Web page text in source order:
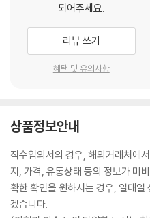
되어주세요.
리뷰 쓰기
혜택 및 유의사항
상품정보안내
직수입외서의 경우, 해외거래처에
지, 가격, 유통상태 등의 정보가 미
확한 확인을 원하시는 경우, 일대일
겠습니다.